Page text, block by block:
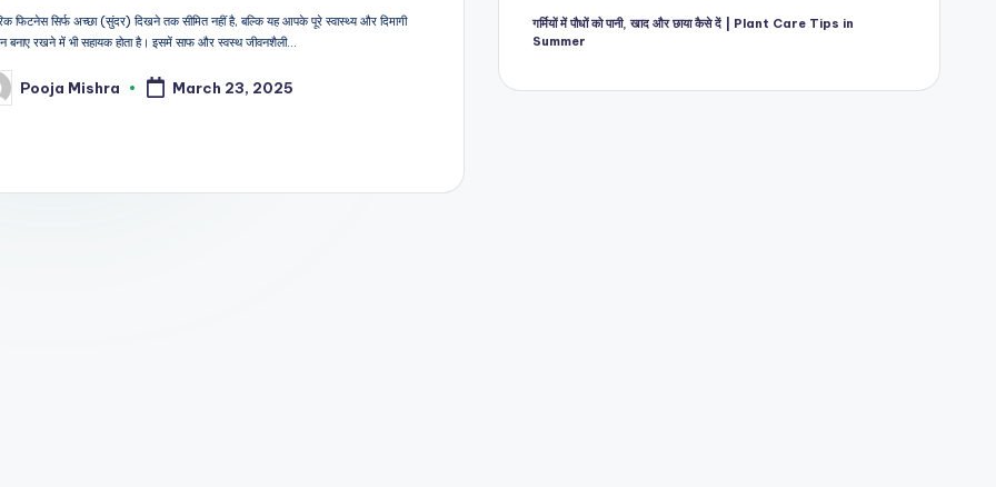
फिटनेस सिर्फ अच्छा (सुंदर) दिखने तक सीमित नहीं है, बल्कि यह आपके पूरे स्वास्थ्य और दिमागी
बनाए रखने में भी सहायक होता है। इसमें साफ और स्वस्थ जीवनशैली…
Pooja Mishra March 23, 2025
गर्मियों में पौधों को पानी, खाद और छाया कैसे दें | Plant Care Tips in
Summer